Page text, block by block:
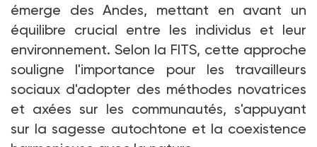
émerge des Andes, mettant en avant un
équilibre crucial entre les individus et leur
environnement. Selon la FITS, cette approche
souligne l'importance pour les travailleurs
sociaux d'adopter des méthodes novatrices
et axées sur les communautés, s'appuyant
sur la sagesse autochtone et la coexistence